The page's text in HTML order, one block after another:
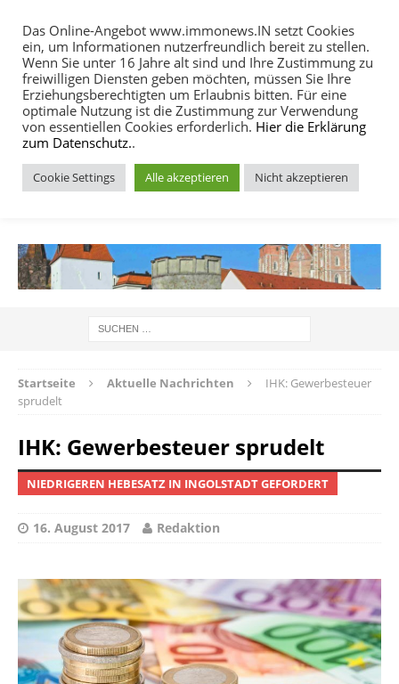
MENU
Startseite Aktuelle Nachrichten
IHK: Gewerbesteuer
sprudelt
IHK: Gewerbesteuer sprudelt
NIEDRIGEREN HEBESATZ IN INGOLSTADT GEFORDERT
16. August 2017 Redaktion
Das Online-Angebot www.immonews.IN setzt Cookies
ein, um Informationen nutzerfreundlich bereit zu stellen.
Wenn Sie unter 16 Jahre alt sind und Ihre Zustimmung zu
freiwilligen Diensten geben möchten, müssen Sie Ihre
Erziehungsberechtigten um Erlaubnis bitten. Für eine
optimale Nutzung ist die Zustimmung zur Verwendung
von essentiellen Cookies erforderlich. Hier die Erklärung
zum Datenschutz..
Cookie Settings Alle akzeptieren Nicht akzeptieren